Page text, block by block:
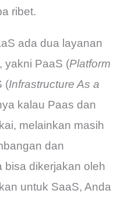
ribet.
ada dua layanan
yakni PaaS (Platform
(Infrastructure As a
kalau Paas dan
melainkan masih
dan
bisa dikerjakan oleh
untuk SaaS, Anda